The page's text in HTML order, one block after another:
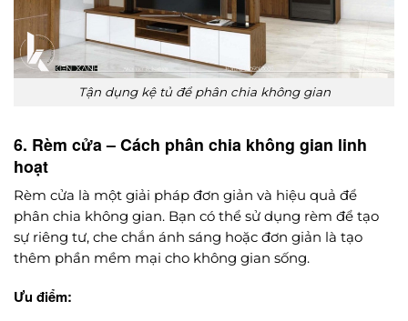
Tận dụng kệ tủ để phân chia không gian
6. Rèm cửa – Cách phân chia không gian linh
hoạt
Rèm cửa là một giải pháp đơn giản và hiệu quả để
phân chia không gian. Bạn có thể sử dụng rèm để tạo
sự riêng tư, che chắn ánh sáng hoặc đơn giản là tạo
thêm phần mềm mại cho không gian sống.
Ưu điểm: